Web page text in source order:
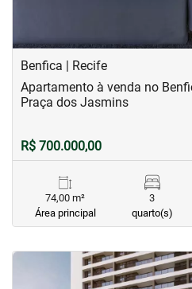
Benfica | Recife
Apartamento à venda no
Praça dos Jasmins
R$ 700.000,00
74,00 m²
Área principal
3
quarto(s)